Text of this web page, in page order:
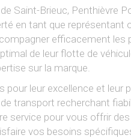
Saint-Brieuc, Penthièvre
en tant que représentant
efficacement les
de leur flotte de
sur la marque.
pour leur excellence et leur
transport recherchant
service pour vous offrir
vos besoins